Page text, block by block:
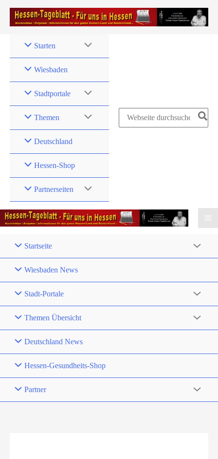
Zum
Inhalt
Starten
Wiesbaden
Stadtportale
Themen
Deutschland
Hessen-Shop
Partnerseiten
Search
Startseite
Wiesbaden News
Stadt-Portale
Themen Übersicht
Deutschland News
Hessen-Gesundheits-Shop
Partner